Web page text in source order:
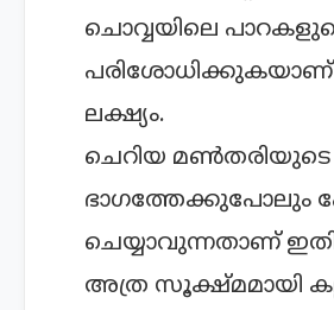
ചൊവ്വയിലെ
പരിശോധിക്കുകയാണ്
ലക്ഷ്യം.
ചെറിയ മൺതരിയുടെ
ഭാഗത്തേക്കുപോലും
ചെയ്യാവുന്നതാണ്
അത്ര സൂക്ഷ്മമായി